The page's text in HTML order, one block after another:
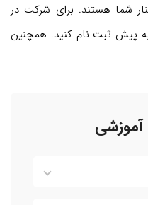
شما هستند. برای شرکت در
پیش ثبت نام کنید. همچنین